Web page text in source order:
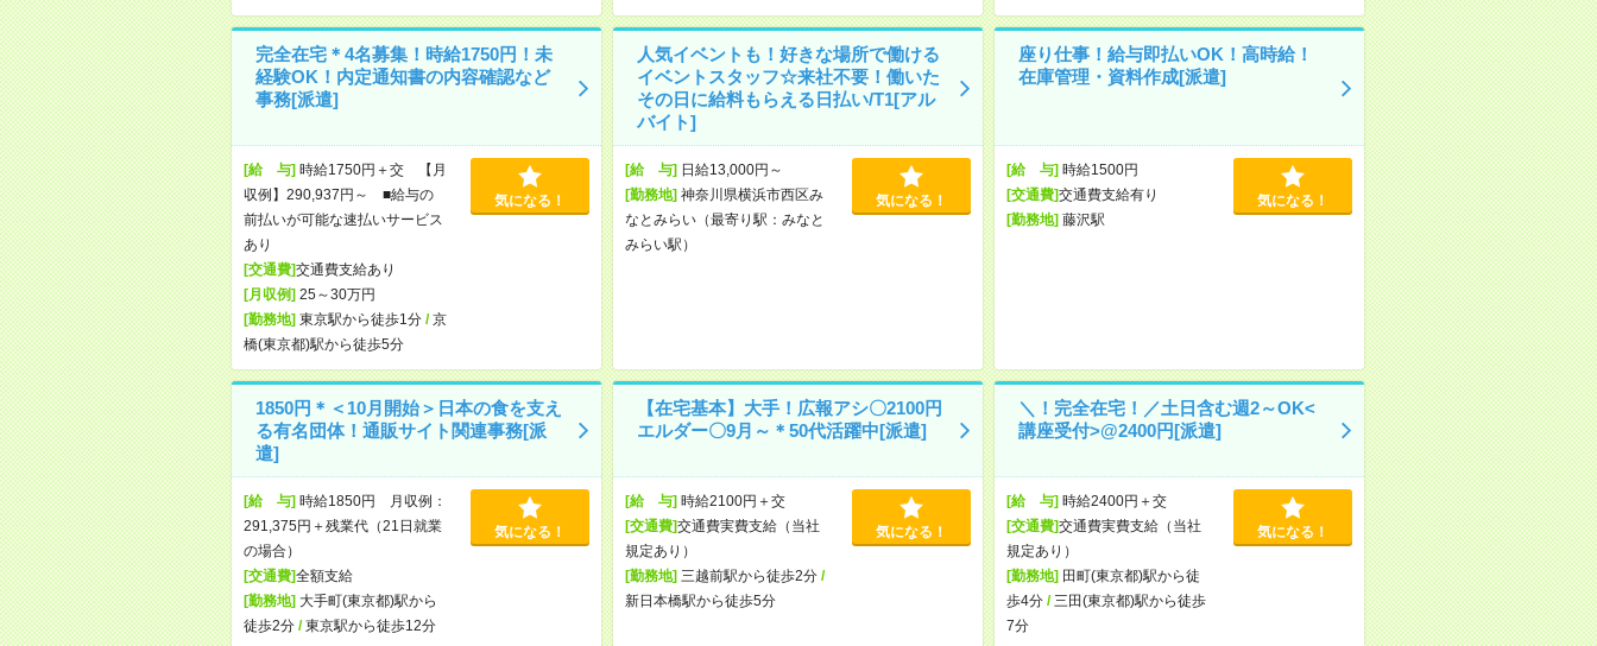
完全在宅＊4名募集！時給1750円！未
経験OK！内定通知書の内容確認など
事務[派遣]
[給 与]時給1750円＋交 【月
収例】290,937円～ ■給与の
前払いが可能な速払いサービス
あり
[交通費]交通費支給あり
[月収例]25～30万円
[勤務地]東京駅から徒歩1分/京
橋(東京都)駅から徒歩5分
気になる！
人気イベントも！好きな場所で働ける
イベントスタッフ☆来社不要！働いた
その日に給料もらえる日払い/T1[アル
バイト]
[給 与]日給13,000円～
[勤務地]神奈川県横浜市西区み
なとみらい（最寄り駅：みなと
みらい駅）
気になる！
座り仕事！給与即払いOK！高時給！
在庫管理・資料作成[派遣]
[給 与]時給1500円
[交通費]交通費支給有り
[勤務地]藤沢駅
気になる！
1850円＊＜10月開始＞日本の食を支え
る有名団体！通販サイト関連事務[派
遣]
[給 与]時給1850円 月収例：
291,375円＋残業代（21日就業
の場合）
[交通費]全額支給
[勤務地]大手町(東京都)駅から
徒歩2分/東京駅から徒歩12分
気になる！
【在宅基本】大手！広報アシ〇2100円
エルダー〇9月～＊50代活躍中[派遣]
[給 与]時給2100円＋交
[交通費]交通費実費支給（当社
規定あり）
[勤務地]三越前駅から徒歩2分/
新日本橋駅から徒歩5分
気になる！
＼！完全在宅！／土日含む週2～OK<
講座受付>@2400円[派遣]
[給 与]時給2400円＋交
[交通費]交通費実費支給（当社
規定あり）
[勤務地]田町(東京都)駅から徒
歩4分/ 三田(東京都)駅から徒歩
7分
気になる！